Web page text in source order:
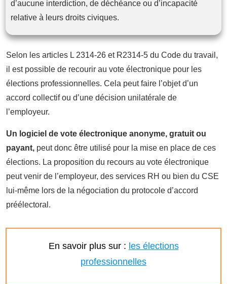
d’aucune interdiction, de déchéance ou d’incapacité
relative à leurs droits civiques.
Selon les articles L 2314-26 et R2314-5 du Code du travail,
il est possible de recourir au vote électronique pour les
élections professionnelles. Cela peut faire l’objet d’un
accord collectif ou d’une décision unilatérale de
l’employeur.
Un logiciel de vote électronique anonyme, gratuit ou
payant, peut donc être utilisé pour la mise en place de ces
élections. La proposition du recours au vote électronique
peut venir de l’employeur, des services RH ou bien du CSE
lui-même lors de la négociation du protocole d’accord
préélectoral.
En savoir plus sur : les élections
professionnelles